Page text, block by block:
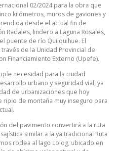
02/2024 para la obra que
kilómetros, muros de gaviones y
desde el actual fin de
Radales, lindero a Laguna Rosales,
puente de río Quilquihue. El
de la Unidad Provincial de
Financiamiento Externo (Upefe).
necesidad para la ciudad
urbano y seguridad vial, ya
de urbanizaciones que hoy
de montaña muy inseguro para
del pavimento convertirá a la ruta
similar a la ya tradicional Ruta
rodea al lago Lolog, ubicado en